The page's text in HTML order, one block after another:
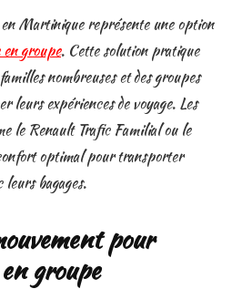
en Martinique représente une option
groupe. Cette solution pratique
nombreuses et des groupes
leurs expériences de voyage. Les
le Renault Trafic Familial ou le
optimal pour transporter
leurs bagages.
pour
groupe